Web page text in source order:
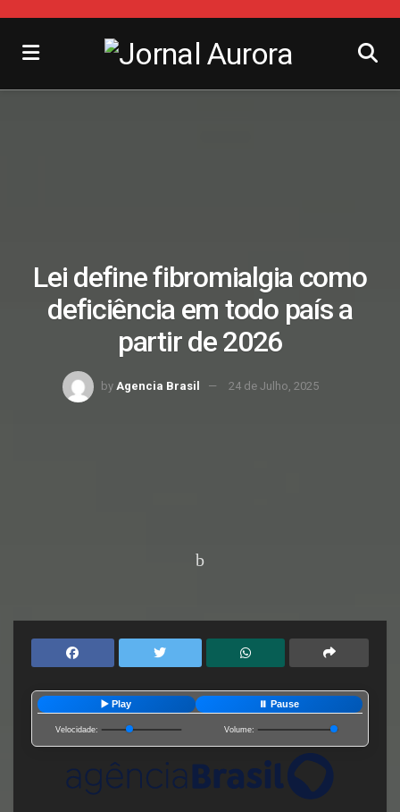
Lei define fibromialgia como
deficiência em todo país a
partir de 2026
by Agencia Brasil 24 de Julho, 2025
▶️ Play ⏸️ Pause
Velocidade: Volume: